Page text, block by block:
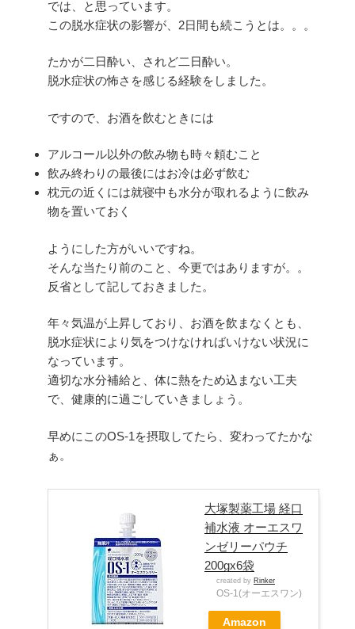
では、と思っています。
この脱水症状の影響が、2日間も続こうとは。。。
たかが二日酔い、されど二日酔い。
脱水症状の怖さを感じる経験をしました。
ですので、お酒を飲むときには
アルコール以外の飲み物も時々頼むこと
飲み終わりの最後にはお冷は必ず飲む
枕元の近くには就寝中も水分が取れるように飲み
物を置いておく
ようにした方がいいですね。
そんな当たり前のこと、今更ではありますが。。
反省として記しておきました。
年々気温が上昇しており、お酒を飲まなくとも、
脱水症状により気をつけなければいけない状況に
なっています。
適切な水分補給と、体に熱をため込まない工夫
で、健康的に過ごしていきましょう。
早めにこのOS-1を摂取してたら、変わってたかな
ぁ。
大塚製薬工場 経口
補水液 オーエスワ
ンゼリーパウチ
200gx6袋
created by Rinker
OS-1(オーエスワン)
Amazon